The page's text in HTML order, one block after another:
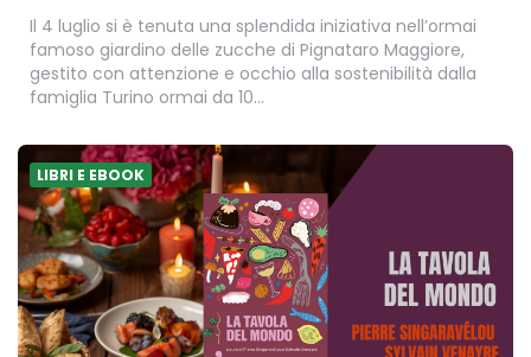
Il 4 luglio si è tenuta una splendida iniziativa nell’ormai
famoso giardino delle zucche di Pignataro Maggiore,
gestito con attenzione e occhio alla sostenibilità dalla
famiglia Turino ormai da 10…
LIBRI E EBOOK